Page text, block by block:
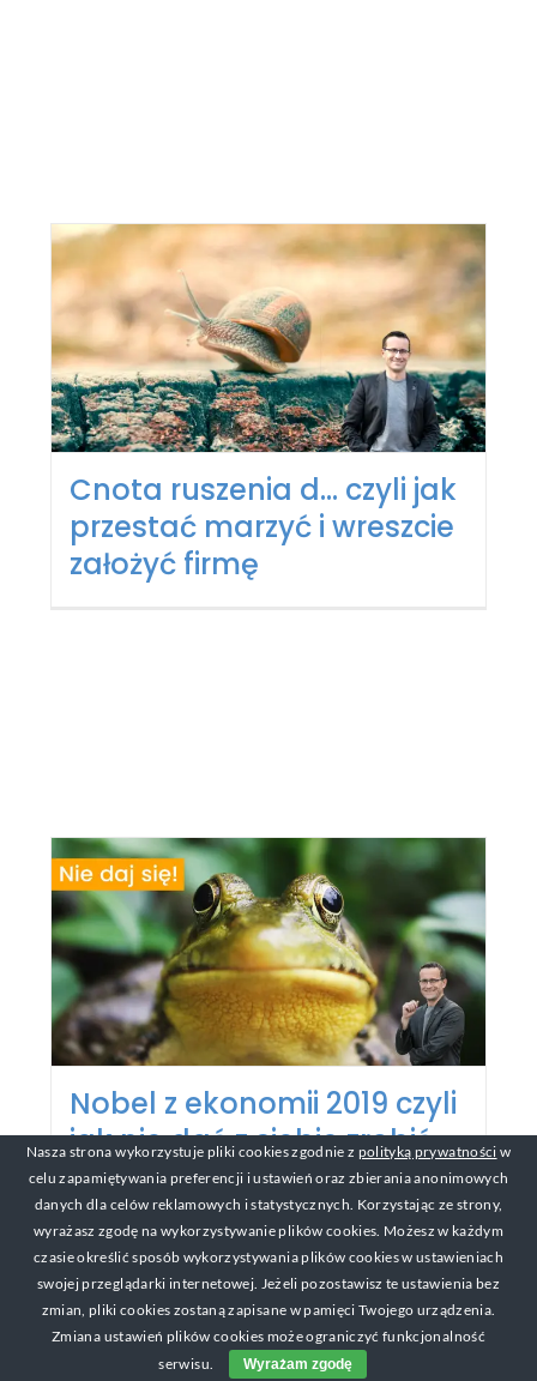
Cnota ruszenia d… czyli jak
przestać marzyć i wreszcie
założyć firmę
Nobel z ekonomii 2019 czyli
jak nie dać z siebie zrobić
idioty
Nasza strona wykorzystuje pliki cookies zgodnie z polityką prywatności w
celu zapamiętywania preferencji i ustawień oraz zbierania anonimowych
danych dla celów reklamowych i statystycznych. Korzystając ze strony,
wyrażasz zgodę na wykorzystywanie plików cookies. Możesz w każdym
czasie określić sposób wykorzystywania plików cookies w ustawieniach
swojej przeglądarki internetowej. Jeżeli pozostawisz te ustawienia bez
zmian, pliki cookies zostaną zapisane w pamięci Twojego urządzenia.
Zmiana ustawień plików cookies może ograniczyć funkcjonalność
serwisu.
Wyrażam zgodę